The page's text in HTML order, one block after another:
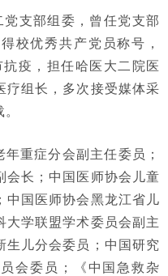
党支部组委，曾任党支部
校优秀共产党员称号，
疫，担任哈医大二院医
疗组长，多次接受媒体采
重症分会副主任委员；
会长；中国医师协会儿童
中国医师协会黑龙江省儿
大学联盟学术委员会副主
生儿分会委员；中国研究
会委员；《中国急救杂